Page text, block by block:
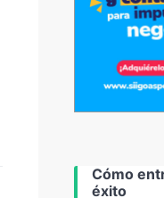
Cómo
éxito